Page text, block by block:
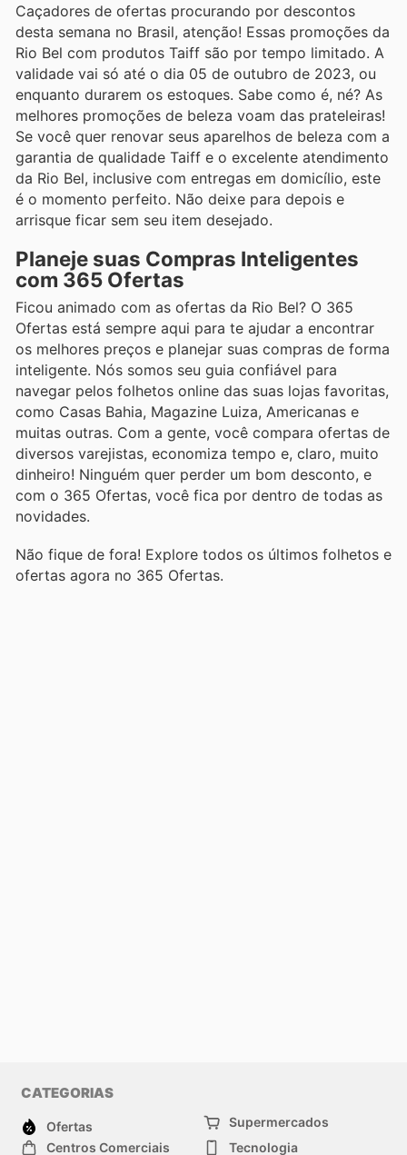
Caçadores de ofertas procurando por descontos
desta semana no Brasil, atenção! Essas promoções da
Rio Bel com produtos Taiff são por tempo limitado. A
validade vai só até o dia 05 de outubro de 2023, ou
enquanto durarem os estoques. Sabe como é, né? As
melhores promoções de beleza voam das prateleiras!
Se você quer renovar seus aparelhos de beleza com a
garantia de qualidade Taiff e o excelente atendimento
da Rio Bel, inclusive com entregas em domicílio, este
é o momento perfeito. Não deixe para depois e
arrisque ficar sem seu item desejado.
Planeje suas Compras Inteligentes
com 365 Ofertas
Ficou animado com as ofertas da Rio Bel? O 365
Ofertas está sempre aqui para te ajudar a encontrar
os melhores preços e planejar suas compras de forma
inteligente. Nós somos seu guia confiável para
navegar pelos folhetos online das suas lojas favoritas,
como Casas Bahia, Magazine Luiza, Americanas e
muitas outras. Com a gente, você compara ofertas de
diversos varejistas, economiza tempo e, claro, muito
dinheiro! Ninguém quer perder um bom desconto, e
com o 365 Ofertas, você fica por dentro de todas as
novidades.
Não fique de fora! Explore todos os últimos folhetos e
ofertas agora no 365 Ofertas.
CATEGORIAS
Ofertas
Supermercados
Centros Comerciais
Tecnologia